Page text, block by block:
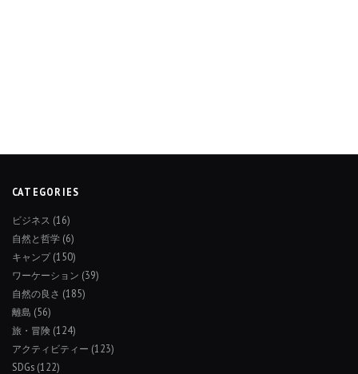
CATEGORIES
ビジネス (16)
自然と哲学 (6)
キャンプ(150)
ワーケーション (39)
自然の良さ (185)
離島 (56)
旅・冒険 (124)
アクティビティー (123)
SDGs (122)